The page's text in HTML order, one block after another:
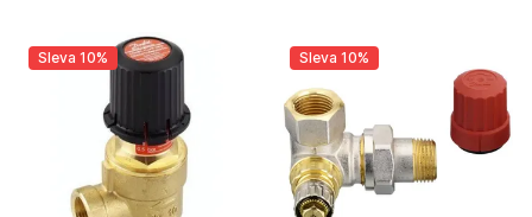
Sleva 10% Sleva 10%